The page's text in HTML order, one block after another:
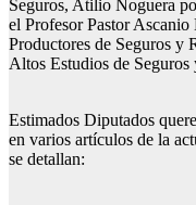
Seguros, Atilio Noguera
el Profesor Pastor
Productores de Seguros y
Altos Estudios de Seguros
Estimados Diputados
en varios artículos de la
se detallan: